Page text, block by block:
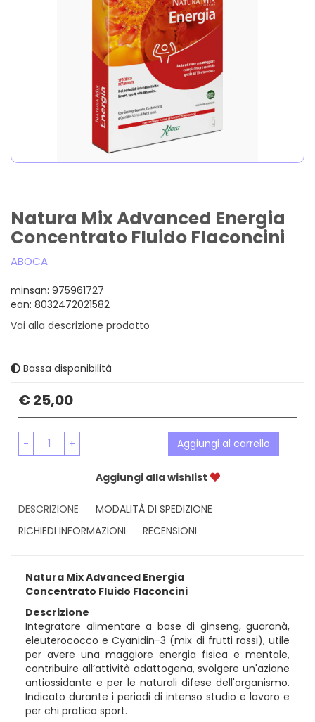
Natura Mix Advanced Energia
Concentrato Fluido Flaconcini
ABOCA
minsan: 975961727
ean: 8032472021582
Vai alla descrizione prodotto
Bassa disponibilità
Prezzo
€ 25,00
- + Aggiungi al carrello
Aggiungi alla wishlist
DESCRIZIONE
MODALITÀ DI SPEDIZIONE
RICHIEDI INFORMAZIONI
RECENSIONI
Natura Mix Advanced Energia
Concentrato Fluido Flaconcini
Descrizione
Integratore alimentare a base di ginseng, guaranà,
eleuterococco e Cyanidin-3 (mix di frutti rossi), utile
per avere una maggiore energia fisica e mentale,
contribuire all’attività adattogena, svolgere un'azione
antiossidante e per le naturali difese dell'organismo.
Indicato durante i periodi di intenso studio e lavoro e
per chi pratica sport.